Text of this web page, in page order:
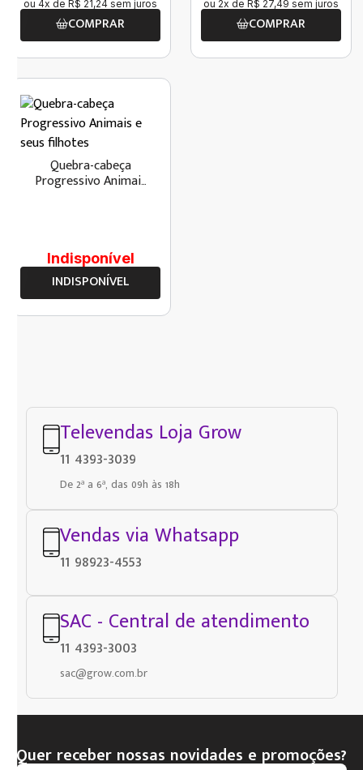
ou 4x de R$ 21 ,24 sem juros
COMPRAR
ou 2x de R$ 27,49 sem juros
COMPRAR
Quebra-cabeça
Progressivo Animais
Indisponível
INDISPONÍVEL
Televendas Loja Grow
11 4393-3039
De 2ª a 6ª, das 09h às 18h
Vendas via Whatsapp
11 98923-4553
SAC - Central de atendimento
11 4393-3003
sac@grow.com.br
Quer receber nossas novidades e promoções?